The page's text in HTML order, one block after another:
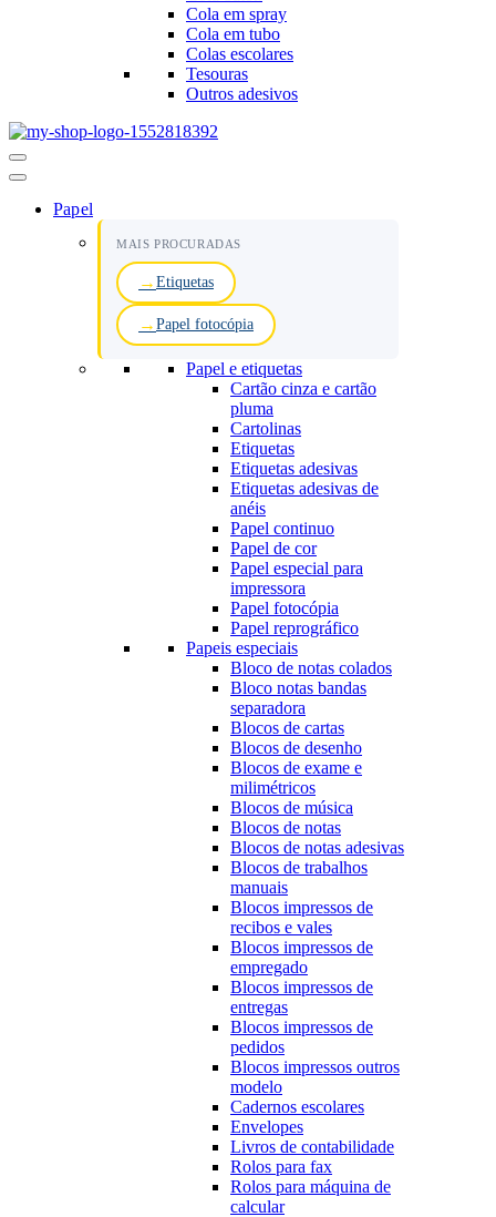
Cola em spray
Cola em tubo
Colas escolares
Tesouras
Outros adesivos
Menu
de
Papel
MAIS PROCURADAS
Etiquetas
Papel fotocópia
Papel e etiquetas
Cartão cinza e cartão
pluma
Cartolinas
Etiquetas
Etiquetas adesivas
Etiquetas adesivas de
anéis
Papel continuo
Papel de cor
Papel especial para
impressora
Papel fotocópia
Papel reprográfico
Papeis especiais
Bloco de notas colados
Bloco notas bandas
separadora
Blocos de cartas
Blocos de desenho
Blocos de exame e
milimétricos
Blocos de música
Blocos de notas
Blocos de notas adesivas
Blocos de trabalhos
manuais
Blocos impressos de
recibos e vales
Blocos impressos de
empregado
Blocos impressos de
entregas
Blocos impressos de
pedidos
Blocos impressos outros
modelo
Cadernos escolares
Envelopes
Livros de contabilidade
Rolos para fax
Rolos para máquina de
calcular